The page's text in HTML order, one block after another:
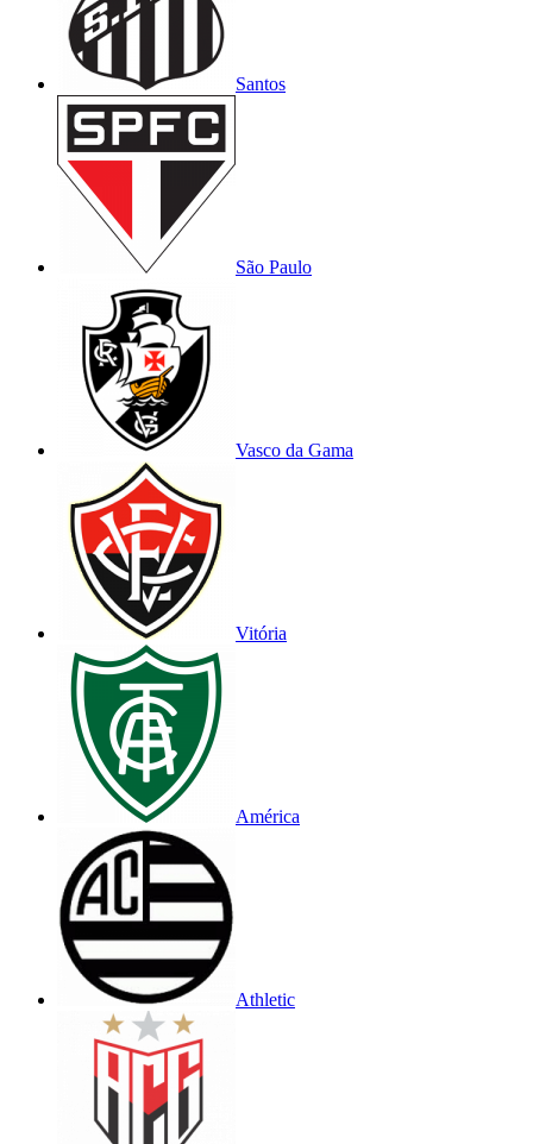
Santos
São Paulo
Vasco da Gama
Vitória
América
Athletic